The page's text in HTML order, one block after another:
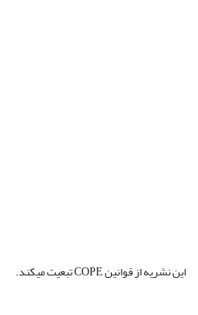
این نشریه از قوانین COPE تبعیت میکند.